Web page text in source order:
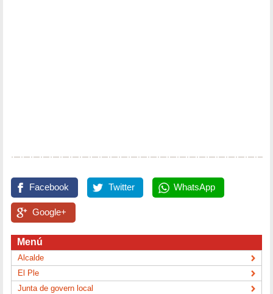
Facebook Twitter WhatsApp
Google+
Menú
Alcalde
El Ple
Junta de govern local